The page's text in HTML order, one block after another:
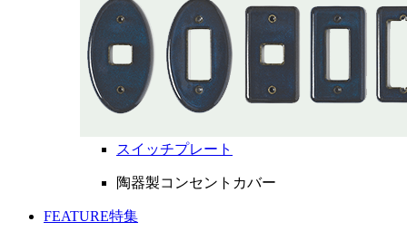
スイッチプレート
陶器製コンセントカバー
FEATURE特集